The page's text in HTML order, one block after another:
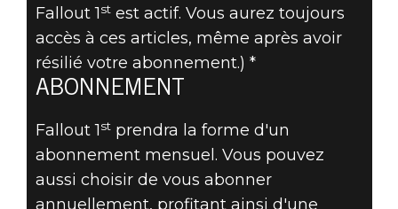
Fallout 1stest actif. Vous aurez toujours
accès à ces articles, même après avoir
résilié votre abonnement.) *
ABONNEMENT
Fallout 1stprendra la forme d'un
abonnement mensuel. Vous pouvez
aussi choisir de vous abonner
annuellement, profitant ainsi d'une